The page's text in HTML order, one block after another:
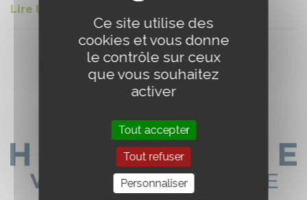
Lire la suite
Ce site utilise des
cookies et vous donne
le contrôle sur ceux
que vous souhaitez
activer
Tout accepter
Tout refuser
Personnaliser